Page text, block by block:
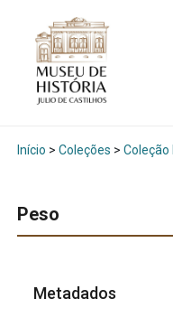
Início > Coleções >
Peso
Metadados